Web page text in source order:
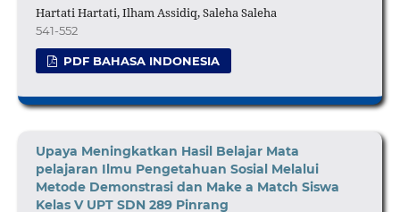
Hartati Hartati, Ilham Assidiq, Saleha Saleha
541-552
PDF BAHASA INDONESIA
Upaya Meningkatkan Hasil Belajar Mata
pelajaran Ilmu Pengetahuan Sosial Melalui
Metode Demonstrasi dan Make a Match Siswa
Kelas V UPT SDN 289 Pinrang